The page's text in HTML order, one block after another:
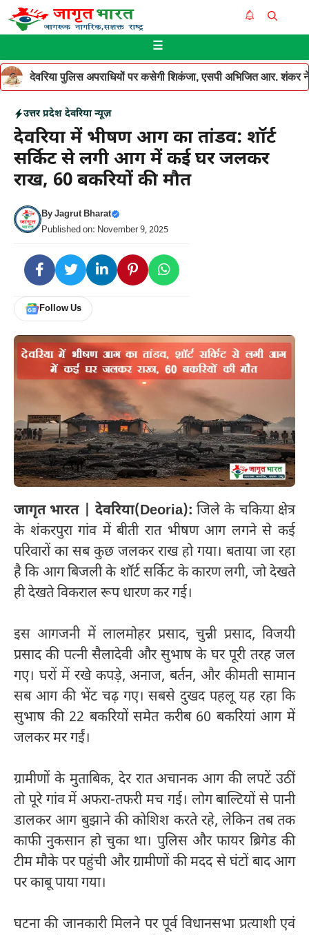
Skip
to
☰
देवरिया पुलिस अपराधियों पर कसेगी शिकंजा, एसपी अभिजित आर. शंकर ने
उत्तर प्रदेश देवरिया न्यूज़
देवरिया में भीषण आग का तांडव: शॉर्ट
सर्किट से लगी आग में कई घर जलकर
राख, 60 बकरियों की मौत
ByJagrut Bharat
Published on: November 9, 2025
Follow Us
जागृत भारत | देवरिया(Deoria): जिले के चकिया क्षेत्र
के शंकरपुरा गांव में बीती रात भीषण आग लगने से कई
परिवारों का सब कुछ जलकर राख हो गया। बताया जा रहा
है कि आग बिजली के शॉर्ट सर्किट के कारण लगी, जो देखते
ही देखते विकराल रूप धारण कर गई।
इस आगजनी में लालमोहर प्रसाद, चुन्नी प्रसाद, विजयी
प्रसाद की पत्नी सैलादेवी और सुभाष के घर पूरी तरह जल
गए। घरों में रखे कपड़े, अनाज, बर्तन, और कीमती सामान
सब आग की भेंट चढ़ गए। सबसे दुखद पहलू यह रहा कि
सुभाष की 22 बकरियों समेत करीब 60 बकरियां आग में
जलकर मर गईं।
ग्रामीणों के मुताबिक, देर रात अचानक आग की लपटें उठीं
तो पूरे गांव में अफरा-तफरी मच गई। लोग बाल्टियों से पानी
डालकर आग बुझाने की कोशिश करते रहे, लेकिन तब तक
काफी नुकसान हो चुका था। पुलिस और फायर ब्रिगेड की
टीम मौके पर पहुंची और ग्रामीणों की मदद से घंटों बाद आग
पर काबू पाया गया।
घटना की जानकारी मिलने पर पूर्व विधानसभा प्रत्याशी एवं